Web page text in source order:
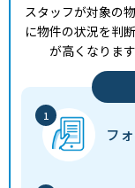
スタッフが対象の
に物件の状況を判
が高くなります
フ